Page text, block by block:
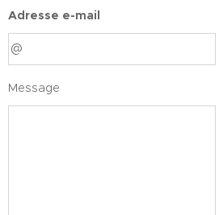
Adresse e-mail
Message